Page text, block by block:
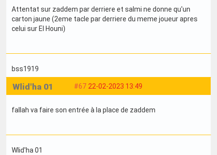
Attentat sur zaddem par derriere et salmi ne donne qu'un
carton jaune (2eme tacle par derriere du meme joueur apres
celui sur El Houni)
bss1919
#67 22-02-2023 13:49
Wlid'ha 01
fallah va faire son entrée à la place de zaddem
Wlid'ha 01